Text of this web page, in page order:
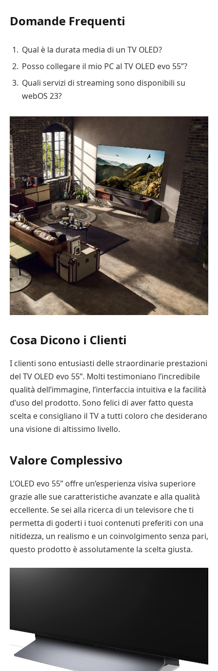
Domande Frequenti
Qual è la durata media di un TV OLED?
Posso collegare il mio PC al TV OLED evo 55”?
Quali servizi di streaming sono disponibili su
webOS 23?
Cosa Dicono i Clienti
I clienti sono entusiasti delle straordinarie prestazioni
del TV OLED evo 55”. Molti testimoniano l’incredibile
qualità dell’immagine, l’interfaccia intuitiva e la facilità
d’uso del prodotto. Sono felici di aver fatto questa
scelta e consigliano il TV a tutti coloro che desiderano
una visione di altissimo livello.
Valore Complessivo
L’OLED evo 55” offre un’esperienza visiva superiore
grazie alle sue caratteristiche avanzate e alla qualità
eccellente. Se sei alla ricerca di un televisore che ti
permetta di goderti i tuoi contenuti preferiti con una
nitidezza, un realismo e un coinvolgimento senza pari,
questo prodotto è assolutamente la scelta giusta.